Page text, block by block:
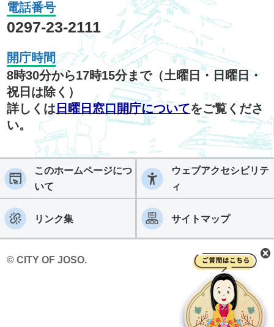
電話番号
0297-23-2111
開庁時間
8時30分から17時15分まで（土曜日・日曜日・
祝日は除く）
詳しくは 日曜日窓口開庁についてをご覧くださ
い。
このホームページにつ
いて
ウェブアクセシビリテ
ィ
リンク集 サイトマップ
© CITY OF JOSO.